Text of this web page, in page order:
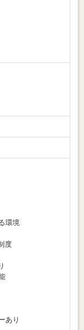
環境
度
あり